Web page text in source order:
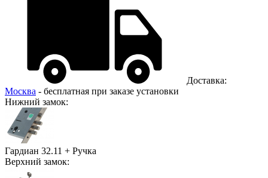
Доставка:
Москва - бесплатная при заказе установки
Нижний замок:
Гардиан 32.11 + Ручка
Верхний замок: